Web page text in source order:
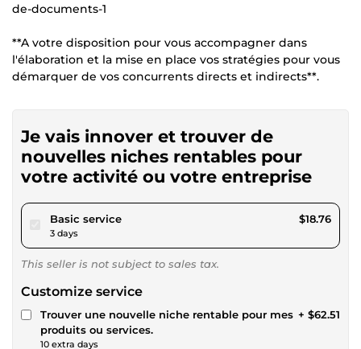
de-documents-1
**A votre disposition pour vous accompagner dans
l'élaboration et la mise en place vos stratégies pour vous
démarquer de vos concurrents directs et indirects**.
Je vais innover et trouver de
nouvelles niches rentables pour
votre activité ou votre entreprise
Basic servicepour $17.28
3 days
$18.76
This seller is not subject to sales tax.
Customize service
Trouver une nouvelle niche rentable pour mes
produits ou services.
10 extra days
+ $62.51